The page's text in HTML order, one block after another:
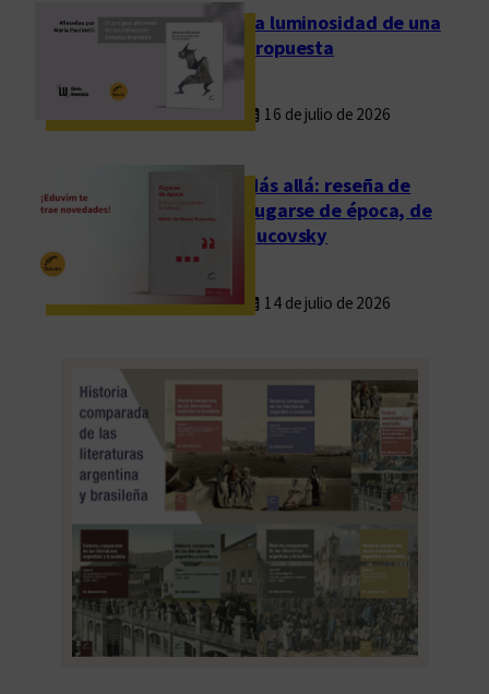
e
l
a
a
s
La luminosidad de una
propuesta
16 de julio de 2026
Más allá: reseña de
Fugarse de época, de
Rucovsky
14 de julio de 2026